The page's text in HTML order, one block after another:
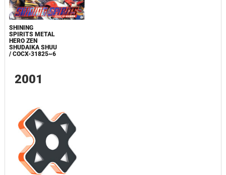
SHINING
SPIRITS METAL
HERO ZEN
SHUDAIKA SHUU
/ COCX-31825~6
2001